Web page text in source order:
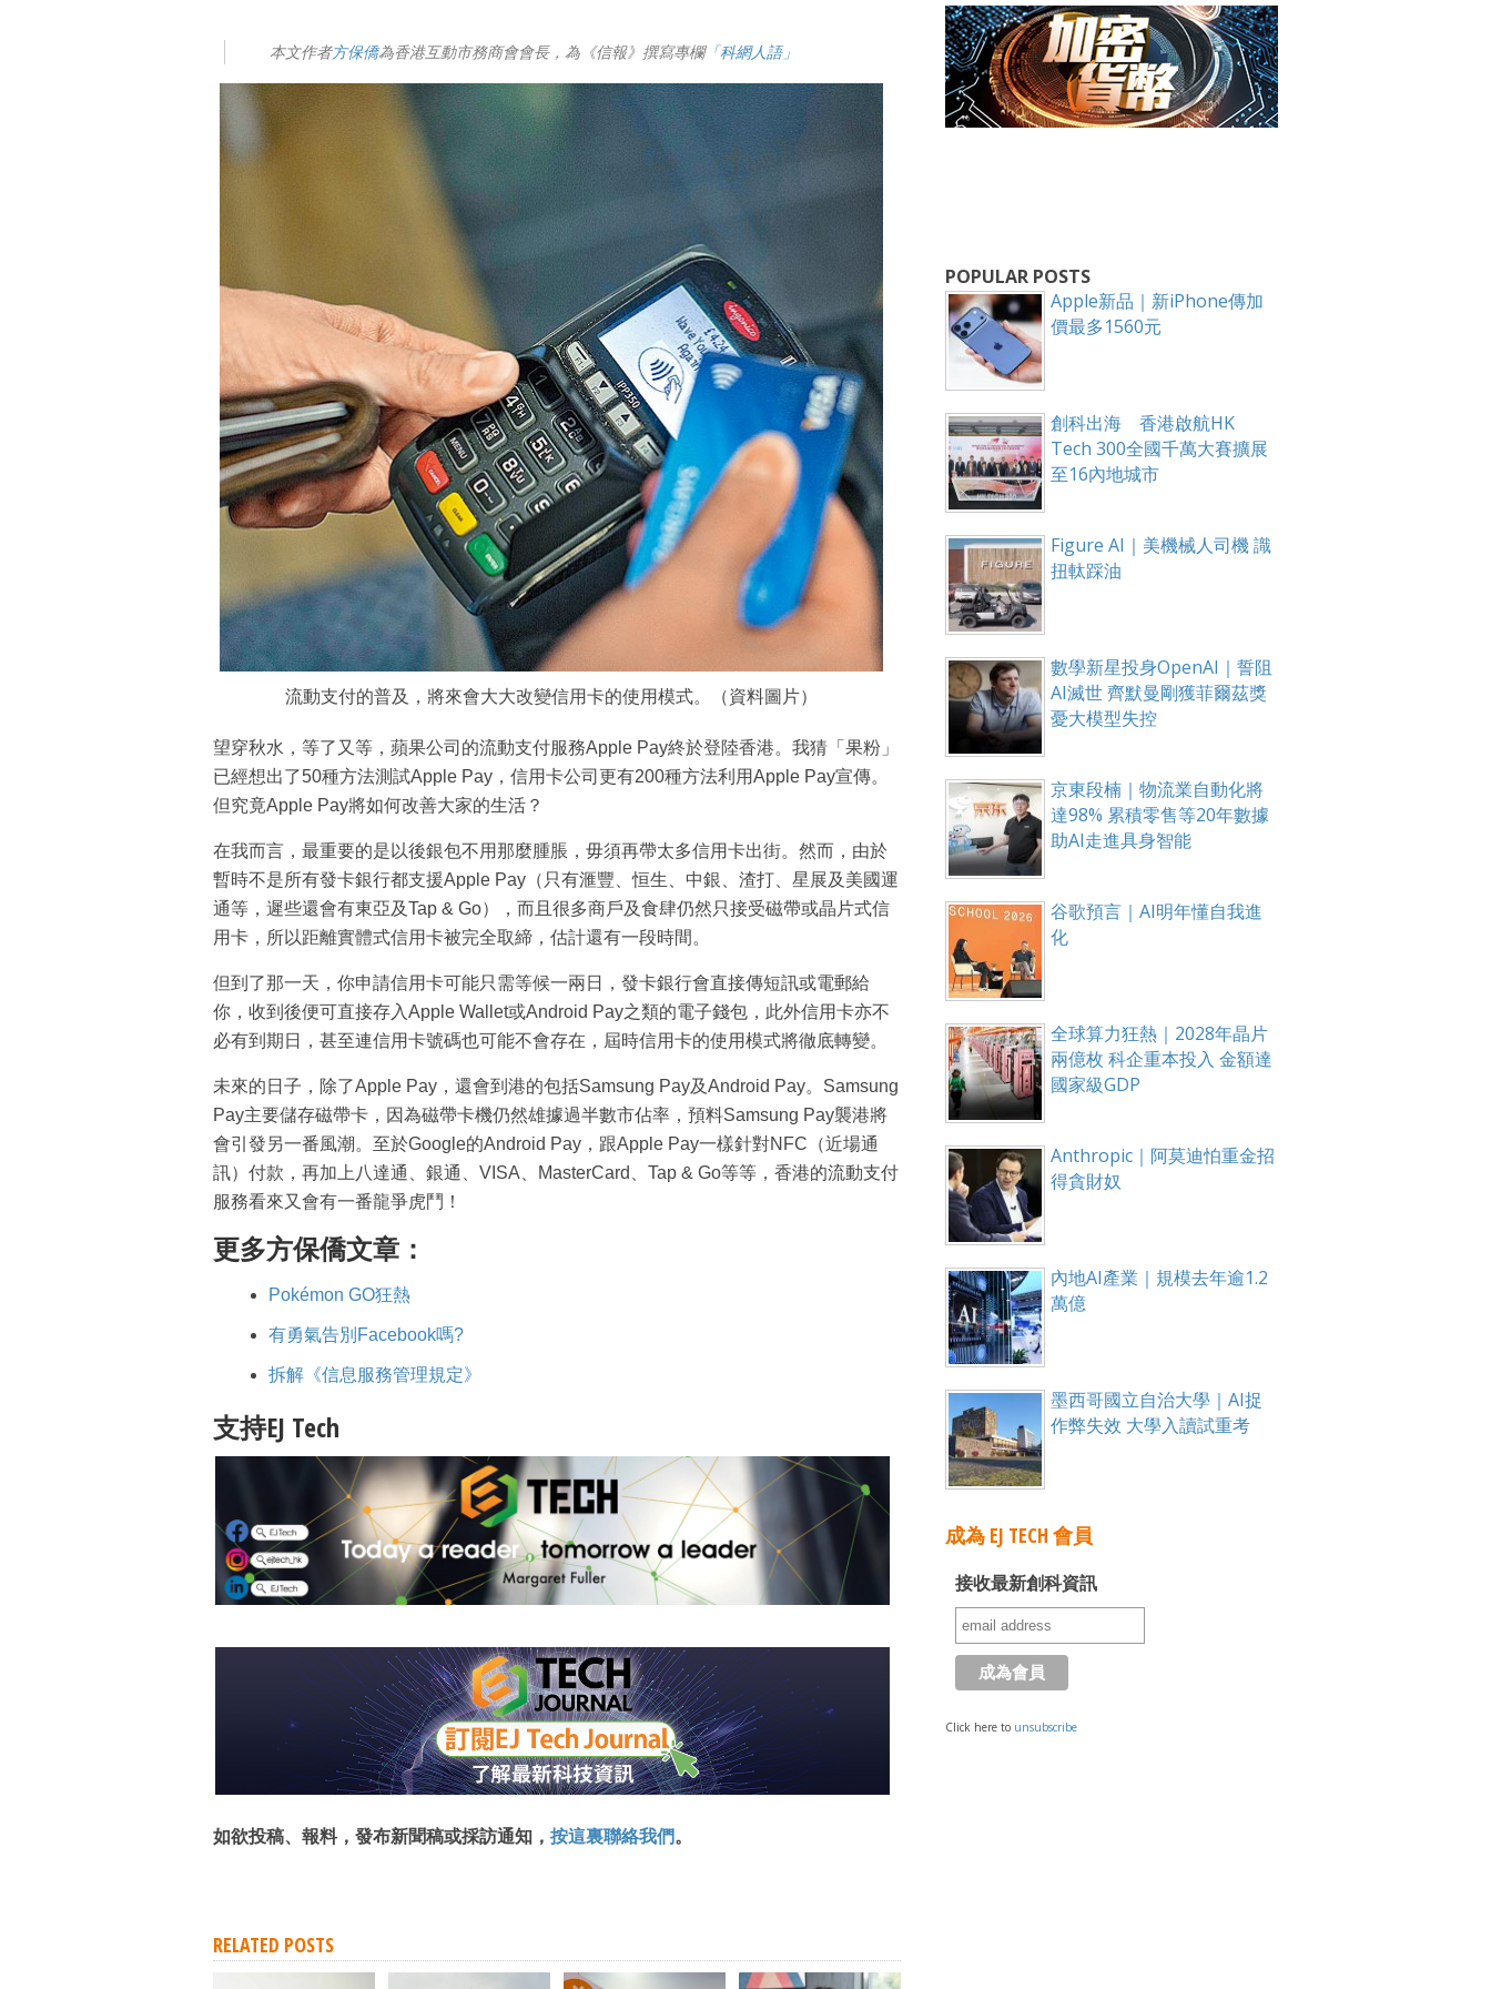
本文作者方保僑為香港互動市務商會會長，為《信報》撰寫專欄「科網人語」
流動支付的普及，將來會大大改變信用卡的使用模式。（資料圖片）
望穿秋水，等了又等，蘋果公司的流動支付服務Apple Pay終於登陸香港。我猜「果粉」
已經想出了50種方法測試Apple Pay，信用卡公司更有200種方法利用Apple Pay宣傳。
但究竟Apple Pay將如何改善大家的生活？
在我而言，最重要的是以後銀包不用那麼腫脹，毋須再帶太多信用卡出街。然而，由於
暫時不是所有發卡銀行都支援Apple Pay（只有滙豐、恒生、中銀、渣打、星展及美國運
通等，遲些還會有東亞及Tap & Go），而且很多商戶及食肆仍然只接受磁帶或晶片式信
用卡，所以距離實體式信用卡被完全取締，估計還有一段時間。
但到了那一天，你申請信用卡可能只需等候一兩日，發卡銀行會直接傳短訊或電郵給
你，收到後便可直接存入Apple Wallet或Android Pay之類的電子錢包，此外信用卡亦不
必有到期日，甚至連信用卡號碼也可能不會存在，屆時信用卡的使用模式將徹底轉變。
未來的日子，除了Apple Pay，還會到港的包括Samsung Pay及Android Pay。Samsung
Pay主要儲存磁帶卡，因為磁帶卡機仍然雄據過半數市佔率，預料Samsung Pay襲港將
會引發另一番風潮。至於Google的Android Pay，跟Apple Pay一樣針對NFC（近場通
訊）付款，再加上八達通、銀通、VISA、MasterCard、Tap & Go等等，香港的流動支付
服務看來又會有一番龍爭虎鬥！
更多方保僑文章：
Pokémon GO狂熱
有勇氣告別Facebook嗎?
拆解《信息服務管理規定》
支持EJ Tech
如欲投稿、報料，發布新聞稿或採訪通知， 按這裏聯絡我們。
RELATED POSTS
POPULAR POSTS
Apple新品｜新iPhone傳加
價最多1560元
創科出海 香港啟航HK
Tech 300全國千萬大賽擴展
至16內地城市
Figure AI｜美機械人司機 識
扭軚踩油
數學新星投身OpenAI｜誓阻
AI滅世 齊默曼剛獲菲爾茲獎
憂大模型失控
京東段楠｜物流業自動化將
達98% 累積零售等20年數據
助AI走進具身智能
谷歌預言｜AI明年懂自我進
化
全球算力狂熱｜2028年晶片
兩億枚 科企重本投入 金額達
國家級GDP
Anthropic｜阿莫迪怕重金招
得貪財奴
內地AI產業｜規模去年逾1.2
萬億
墨西哥國立自治大學｜AI捉
作弊失效 大學入讀試重考
成為 EJ TECH 會員
接收最新創科資訊
Click here to unsubscribe
成為 EJ Tech 會員
最新資訊（附創業懶人包），直達郵箱！